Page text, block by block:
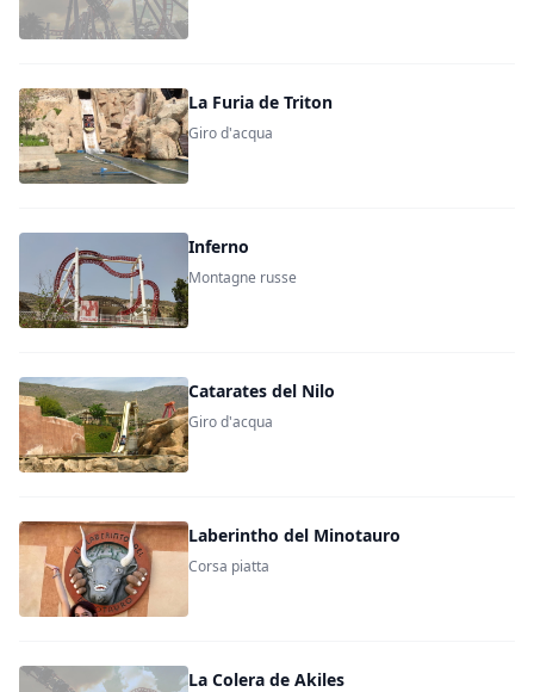
La Furia de Triton
Giro d'acqua
Inferno
Montagne russe
Catarates del Nilo
Giro d'acqua
Laberintho del Minotauro
Corsa piatta
La Colera de Akiles